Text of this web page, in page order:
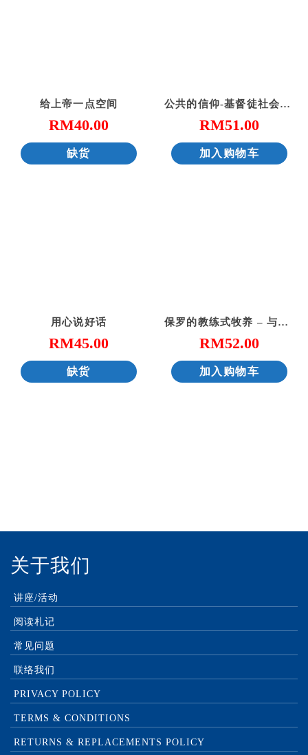
给上帝一点空间
RM40.00
缺货
公共的信仰-基督徒社会参与的第一课
RM51.00
加入购物车
用心说好话
RM45.00
缺货
保罗的教练式牧养 – 与斯托得一起读提摩太前后书、提多书
RM52.00
加入购物车
关于我们
讲座/活动
阅读札记
常见问题
联络我们
PRIVACY POLICY
TERMS & CONDITIONS
RETURNS & REPLACEMENTS POLICY